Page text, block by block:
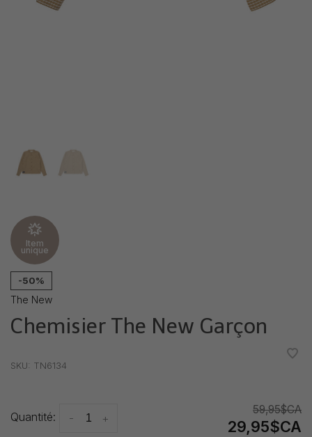
Item
unique
-50%
The New
Chemisier The New Garçon
SKU: TN6134
Quantité: +
-
59,95$CA
29,95$CA